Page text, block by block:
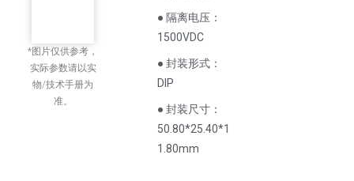
*图片仅供参考，
实际参数请以实
物/技术手册为
准。
● 隔离电压：
1500VDC
● 封装形式：
DIP
● 封装尺寸：
50.80*25.40*1
1.80mm